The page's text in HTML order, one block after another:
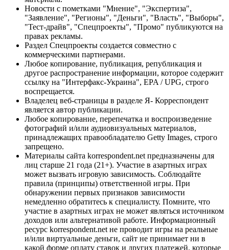
Новости с пометками "Мнение", "Экспертиза",
"Заявление", "Регионы", "Деньги", "Власть", "Выборы",
"Тест-драйв", "Спецпроекты", "Промо" публикуются на
правах рекламы.
Раздел Спецпроекты создается совместно с
коммерческими партнерами.
Любое копирование, публикация, републикация и
другое распространение информации, которое содержит
ссылку на "Интерфакс-Украина", EPA / UPG, строго
воспрещается.
Владелец веб-страницы в разделе Я- Корреспондент
является автор публикации.
Любое копирование, перепечатка и воспроизведение
фотографий и/или аудиовизуальных материалов,
принадлежащих правообладателю Getty Images, строго
запрещено.
Материалы сайта korrespondent.net предназначены для
лиц старше 21 года (21+). Участие в азартных играх
может вызвать игровую зависимость. Соблюдайте
правила (принципы) ответственной игры. При
обнаружении первых признаков зависимости
немедленно обратитесь к специалисту. Помните, что
участие в азартных играх не может являться источником
доходов или альтернативой работе. Информационный
ресурс korrespondent.net не проводит игры на реальные
и/или виртуальные деньги, сайт не принимает ни в
какой форме оплату ставок и других платежей, которые